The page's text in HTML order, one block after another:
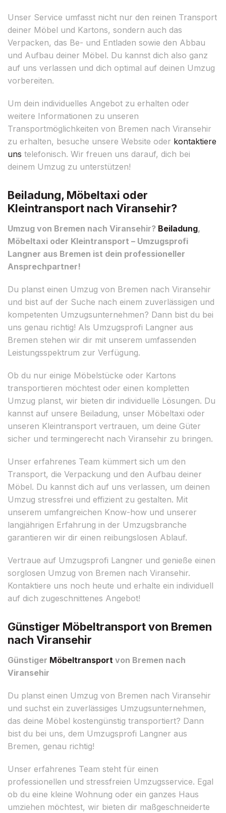
Unser Service umfasst nicht nur den reinen Transport
deiner Möbel und Kartons, sondern auch das
Verpacken, das Be- und Entladen sowie den Abbau
und Aufbau deiner Möbel. Du kannst dich also ganz
auf uns verlassen und dich optimal auf deinen Umzug
vorbereiten.
Um dein individuelles Angebot zu erhalten oder
weitere Informationen zu unseren
Transportmöglichkeiten von Bremen nach Viransehir
zu erhalten, besuche unsere Website oder kontaktiere
uns telefonisch. Wir freuen uns darauf, dich bei
deinem Umzug zu unterstützen!
Beiladung, Möbeltaxi oder
Kleintransport nach Viransehir?
Umzug von Bremen nach Viransehir? Beiladung,
Möbeltaxi oder Kleintransport – Umzugsprofi
Langner aus Bremen ist dein professioneller
Ansprechpartner!
Du planst einen Umzug von Bremen nach Viransehir
und bist auf der Suche nach einem zuverlässigen und
kompetenten Umzugsunternehmen? Dann bist du bei
uns genau richtig! Als Umzugsprofi Langner aus
Bremen stehen wir dir mit unserem umfassenden
Leistungsspektrum zur Verfügung.
Ob du nur einige Möbelstücke oder Kartons
transportieren möchtest oder einen kompletten
Umzug planst, wir bieten dir individuelle Lösungen. Du
kannst auf unsere Beiladung, unser Möbeltaxi oder
unseren Kleintransport vertrauen, um deine Güter
sicher und termingerecht nach Viransehir zu bringen.
Unser erfahrenes Team kümmert sich um den
Transport, die Verpackung und den Aufbau deiner
Möbel. Du kannst dich auf uns verlassen, um deinen
Umzug stressfrei und effizient zu gestalten. Mit
unserem umfangreichen Know-how und unserer
langjährigen Erfahrung in der Umzugsbranche
garantieren wir dir einen reibungslosen Ablauf.
Vertraue auf Umzugsprofi Langner und genieße einen
sorglosen Umzug von Bremen nach Viransehir.
Kontaktiere uns noch heute und erhalte ein individuell
auf dich zugeschnittenes Angebot!
Günstiger Möbeltransport von Bremen
nach Viransehir
Günstiger Möbeltransport von Bremen nach
Viransehir
Du planst einen Umzug von Bremen nach Viransehir
und suchst ein zuverlässiges Umzugsunternehmen,
das deine Möbel kostengünstig transportiert? Dann
bist du bei uns, dem Umzugsprofi Langner aus
Bremen, genau richtig!
Unser erfahrenes Team steht für einen
professionellen und stressfreien Umzugsservice. Egal
ob du eine kleine Wohnung oder ein ganzes Haus
umziehen möchtest, wir bieten dir maßgeschneiderte